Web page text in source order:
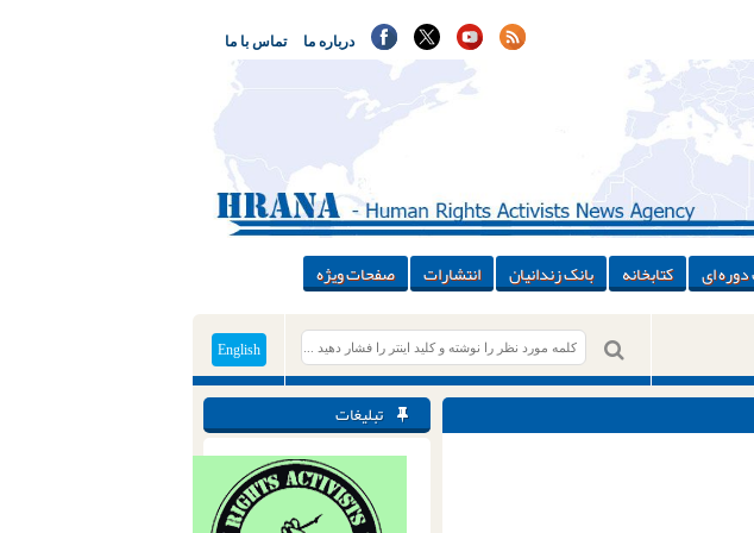
تماس با ما درباره ما
ای کتابخانه بانک زندانیان انتشارات صفحات ویژه
English
تبلیغات